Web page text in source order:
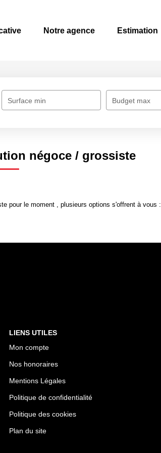
Notre agence Estimation
Surface min Budget max
négoce / grossiste
pour le moment , plusieurs options s'offrent à vous :
LIENS UTILES
Mon compte
Nos honoraires
Mentions Légales
Politique de confidentialité
Politique des cookies
Plan du site